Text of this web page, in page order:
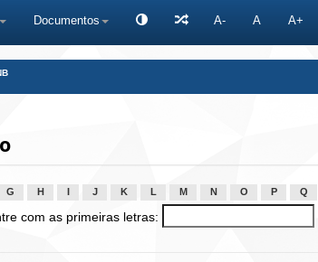
Documentos A- A A+
G H J K L M N O P Q
com as primeiras letras: